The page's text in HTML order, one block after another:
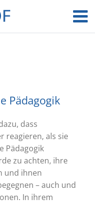
Pädagogik
dass
reagieren, als sie
Pädagogik
zu achten, ihre
und ihnen
– auch und
In ihrem